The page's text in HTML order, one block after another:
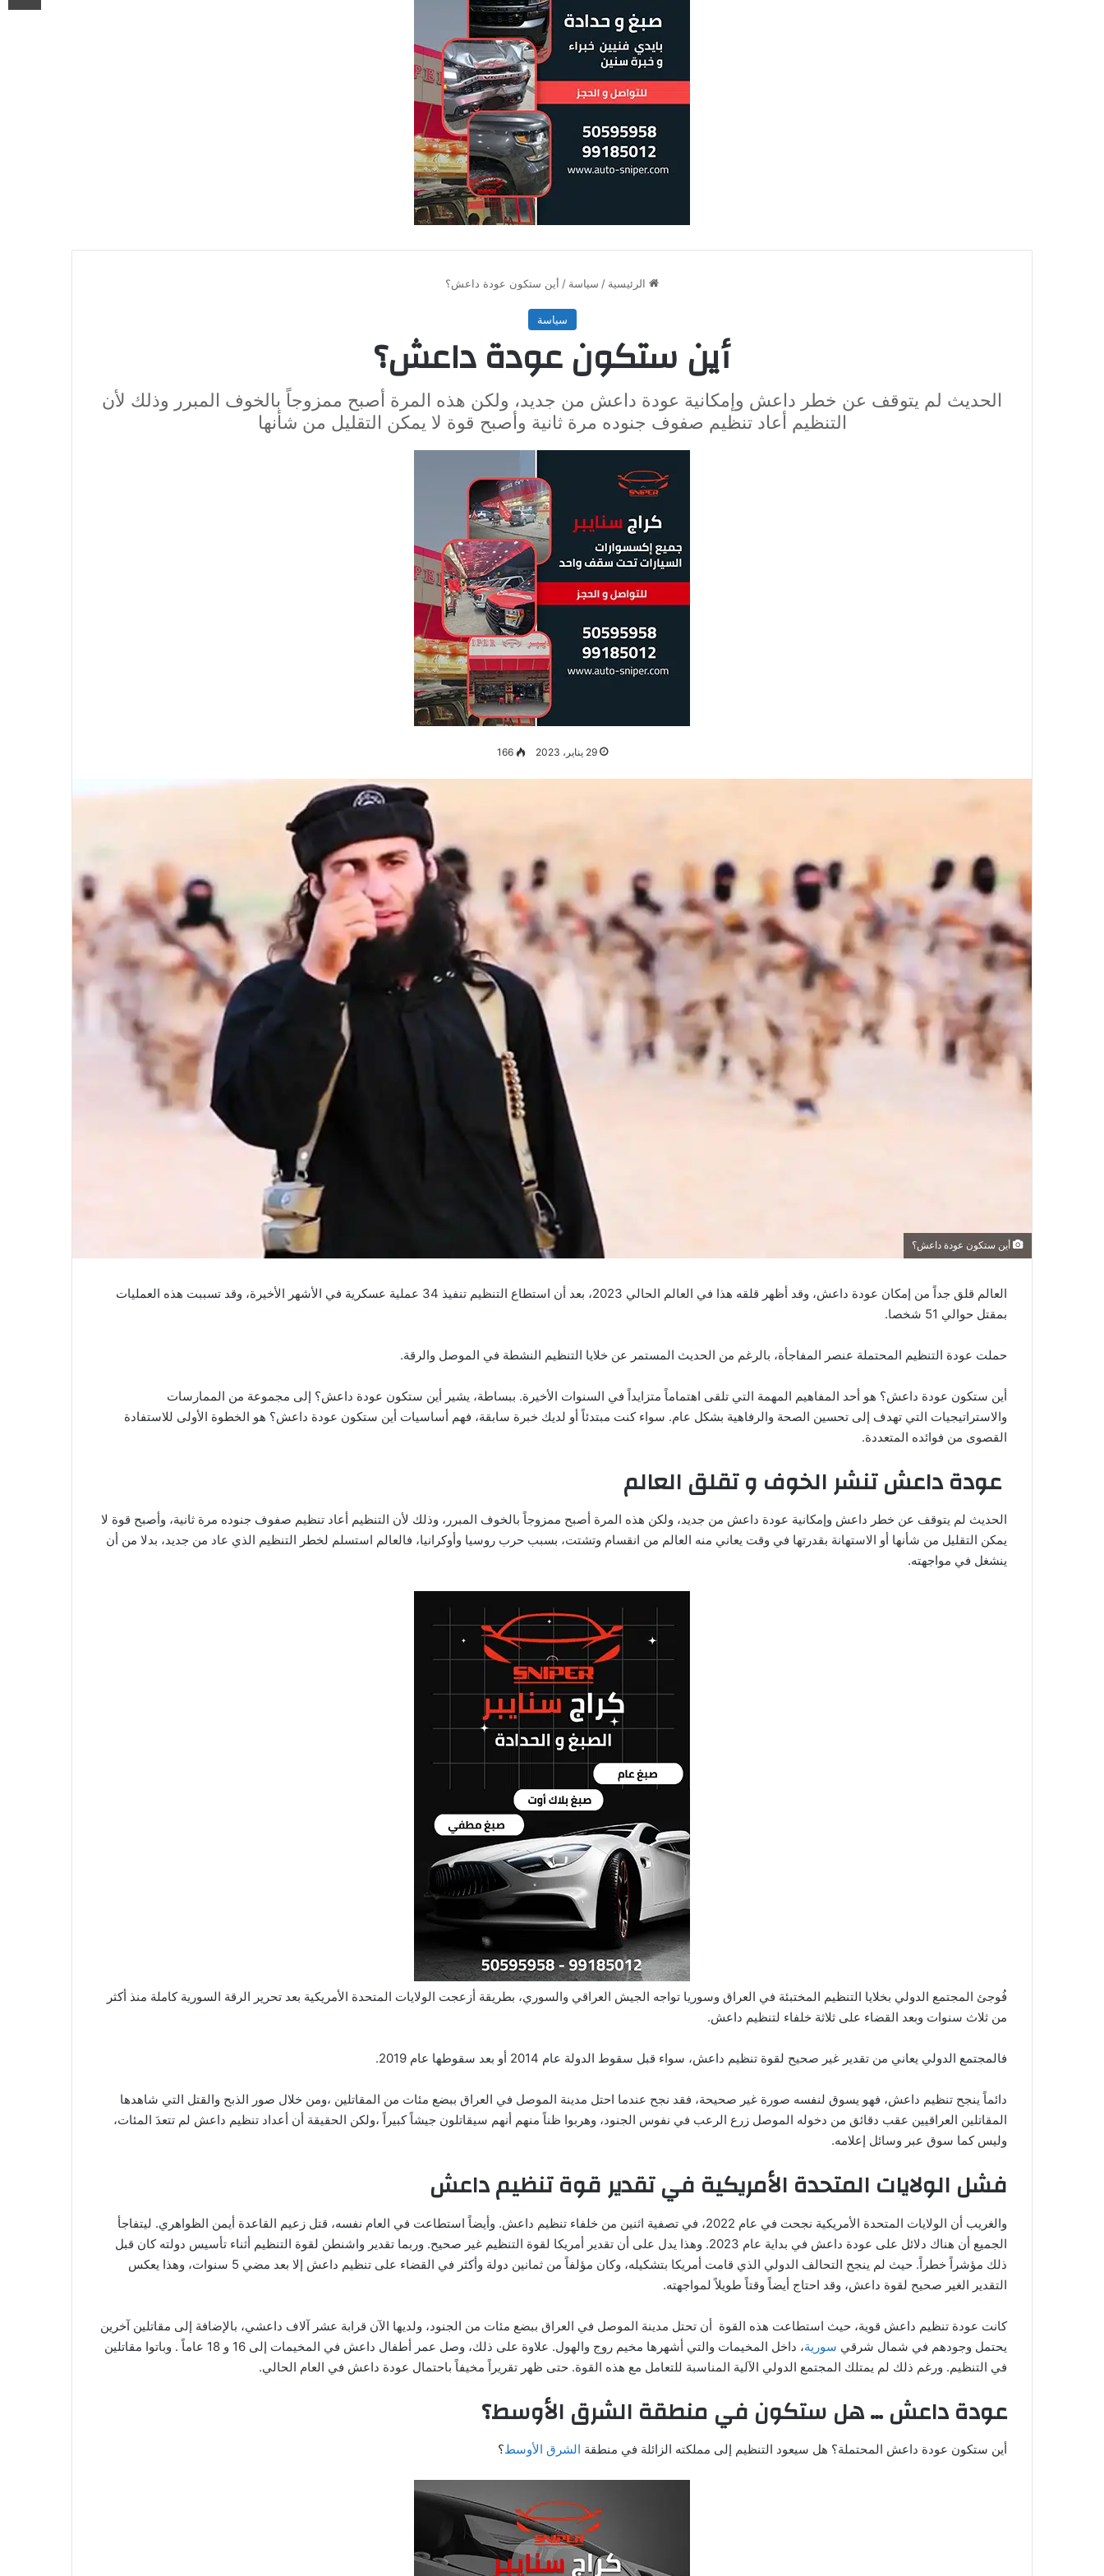
الرئيسية / سياسة / أين ستكون عودة داعش؟
سياسة
أين ستكون عودة داعش؟
الحديث لم يتوقف عن خطر داعش وإمكانية عودة داعش من جديد، ولكن هذه المرة أصبح ممزوجاً بالخوف المبرر وذلك لأن
التنظيم أعاد تنظيم صفوف جنوده مرة ثانية وأصبح قوة لا يمكن التقليل من شأنها
29 يناير، 2023 166
أين ستكون عودة داعش؟
العالم قلق جداً من إمكان عودة داعش، وقد أظهر قلقه هذا في العالم الحالي 2023، بعد أن استطاع التنظيم تنفيذ 34 عملية عسكرية في الأشهر الأخيرة، وقد تسببت هذه العمليات
بمقتل حوالي 51 شخصا.
حملت عودة التنظيم المحتملة عنصر المفاجأة، بالرغم من الحديث المستمر عن خلايا التنظيم النشطة في الموصل والرقة.
أين ستكون عودة داعش؟ هو أحد المفاهيم المهمة التي تلقى اهتماماً متزايداً في السنوات الأخيرة. ببساطة، يشير أين ستكون عودة داعش؟ إلى مجموعة من الممارسات
والاستراتيجيات التي تهدف إلى تحسين الصحة والرفاهية بشكل عام. سواء كنت مبتدئاً أو لديك خبرة سابقة، فهم أساسيات أين ستكون عودة داعش؟ هو الخطوة الأولى للاستفادة
القصوى من فوائده المتعددة.
عودة داعش تنشر الخوف و تقلق العالم
الحديث لم يتوقف عن خطر داعش وإمكانية عودة داعش من جديد، ولكن هذه المرة أصبح ممزوجاً بالخوف المبرر، وذلك لأن التنظيم أعاد تنظيم صفوف جنوده مرة ثانية، وأصبح قوة لا
يمكن التقليل من شأنها أو الاستهانة بقدرتها في وقت يعاني منه العالم من انقسام وتشتت، بسبب حرب روسيا وأوكرانيا، فالعالم استسلم لخطر التنظيم الذي عاد من جديد، بدلا من أن
ينشغل في مواجهته.
فُوجئ المجتمع الدولي بخلايا التنظيم المختبئة في العراق وسوريا تواجه الجيش العراقي والسوري، بطريقة أزعجت الولايات المتحدة الأمريكية بعد تحرير الرقة السورية كاملة منذ أكثر
من ثلاث سنوات وبعد القضاء على ثلاثة خلفاء لتنظيم داعش.
فالمجتمع الدولي يعاني من تقدير غير صحيح لقوة تنظيم داعش، سواء قبل سقوط الدولة عام 2014 أو بعد سقوطها عام 2019.
دائماً ينجح تنظيم داعش، فهو يسوق لنفسه صورة غير صحيحة، فقد نجح عندما احتل مدينة الموصل في العراق ببضع مئات من المقاتلين ،ومن خلال صور الذبح والقتل التي شاهدها
المقاتلين العراقيين عقب دقائق من دخوله الموصل زرع الرعب في نفوس الجنود، وهربوا ظناً منهم أنهم سيقاتلون جيشاً كبيراً ،ولكن الحقيقة أن أعداد تنظيم داعش لم تتعدَ المئات،
وليس كما سوق عبر وسائل إعلامه.
فشل الولايات المتحدة الأمريكية في تقدير قوة تنظيم داعش
والغريب أن الولايات المتحدة الأمريكية نجحت في عام 2022، في تصفية اثنين من خلفاء تنظيم داعش. وأيضاً استطاعت في العام نفسه، قتل زعيم القاعدة أيمن الظواهري. ليتفاجأ
الجميع أن هناك دلائل على عودة داعش في بداية عام 2023. وهذا يدل على أن تقدير أمريكا لقوة التنظيم غير صحيح. وربما تقدير واشنطن لقوة التنظيم أثناء تأسيس دولته كان قبل
ذلك مؤشراً خطراً. حيث لم ينجح التحالف الدولي الذي قامت أمريكا بتشكيله، وكان مؤلفاً من ثمانين دولة وأكثر في القضاء على تنظيم داعش إلا بعد مضي 5 سنوات، وهذا يعكس
التقدير الغير صحيح لقوة داعش، وقد احتاج أيضاً وقتاً طويلاً لمواجهته.
كانت عودة تنظيم داعش قوية، حيث استطاعت هذه القوة أن تحتل مدينة الموصل في العراق ببضع مئات من الجنود، ولديها الآن قرابة عشر آلاف داعشي، بالإضافة إلى مقاتلين آخرين
يحتمل وجودهم في شمال شرقي سورية
، داخل المخيمات والتي أشهرها مخيم روج والهول. علاوة على ذلك، وصل عمر أطفال داعش في المخيمات إلى 16 و 18 عاماً . وباتوا مقاتلين
في التنظيم. ورغم ذلك لم يمتلك المجتمع الدولي الآلية المناسبة للتعامل مع هذه القوة. حتى ظهر تقريراً مخيفاً باحتمال عودة داعش في العام الحالي.
عودة داعش … هل ستكون في منطقة الشرق الأوسط؟
أين ستكون عودة داعش المحتملة؟ هل سيعود التنظيم إلى مملكته الزائلة في منطقة الشرق الأوسط؟